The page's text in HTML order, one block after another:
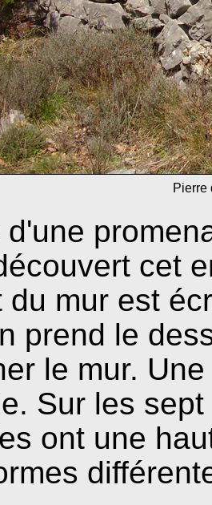
Pierre
d'une
cet
du mur est
prend le
le mur.
Sur les
ont une